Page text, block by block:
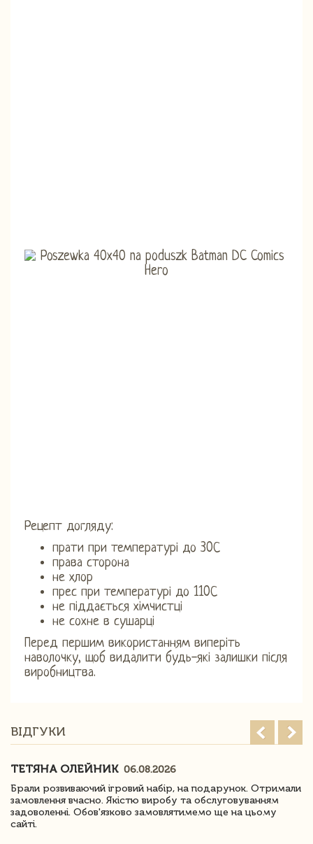
Рецепт догляду:
прати при температурі до 30С
права сторона
не хлор
прес при температурі до 110С
не піддається хімчистці
не сохне в сушарці
Перед першим використанням виперіть
наволочку, щоб видалити будь-які залишки після
виробництва.
ВІДГУКИ
ТЕТЯНА ОЛЕЙНИК 06.08.2026
Брали розвиваючий ігровий набір, на подарунок. Отримали
замовлення вчасно. Якістю виробу та обслуговуванням
задоволенні. Обов'язково замовлятимемо ще на цьому
сайті.